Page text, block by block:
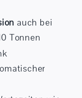
auch bei
Tonnen